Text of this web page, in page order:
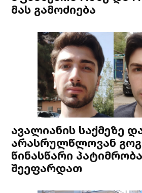
მას გამოძიება
ავალიანის საქმეზე
არასრულწლოვან
წინასწარი პატიმრობა
შეეფარდათ